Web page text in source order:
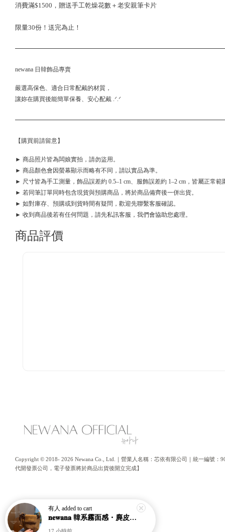
消費滿$1500，贈送手工乾燥花數＋老安親筆卡片
限量30份！送完為止！
newana 日韓飾品專賣
嚴選高保色、適合日常配戴的材質，
讓妳在購買後能簡單保養、安心配戴 .ᐟ.ᐟ
【購買前請留意】
► 商品照片皆為闆娘實拍，請勿盜用。
► 商品顏色會因螢幕顯示而略有不同，請以實品為準。
► 尺寸皆為手工測量，飾品誤差約 0.5–1 cm、服飾誤差約 1–2 cm，皆屬正常範
► 若同筆訂單同時包含現貨與預購商品，將於商品備齊後一併出貨。
► 如對庫存、預購或到貨時間有疑問，歡迎先聯繫客服確認。
► 收到商品後若有任何問題，請先私訊客服，我們會協助您處理。
商品評價
Copyright © 2018- 2026 Newana Co., Ltd.｜營業人名稱：芯依有限公司｜統一編號：
代開發票公司，電子發票將於商品出貨後開立完成】
有人 added to cart
𝐧𝐞𝐰𝐚𝐧𝐚 韓系霧面感・麂皮水桶南瓜包｜通勤日常包｜高級皮革｜現貨＋預購【nk62】